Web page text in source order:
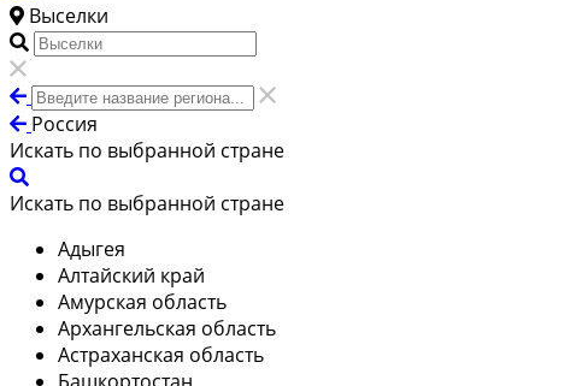
Выселки
Россия
Искать по выбранной стране
Искать по выбранной стране
Адыгея
Алтайский край
Амурская область
Архангельская область
Астраханская область